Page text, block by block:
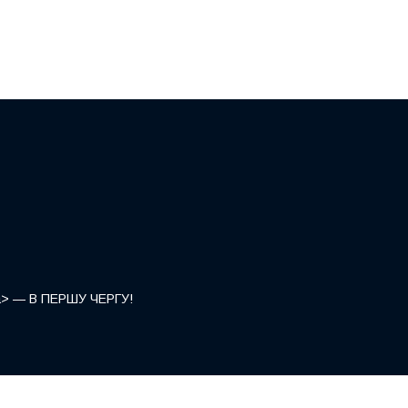
a> — В ПЕРШУ ЧЕРГУ!